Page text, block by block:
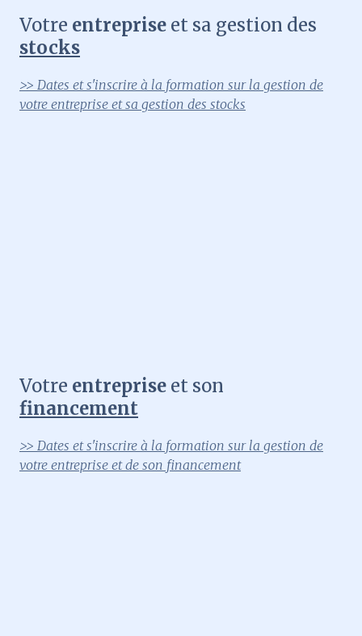
Votre entreprise et sa gestion des
stocks
>> Dates et s'inscrire à la formation sur la gestion de
votre entreprise et sa gestion des stocks
Votre entreprise et son
financement
>> Dates et s'inscrire à la formation sur la gestion de
votre entreprise et de son financement